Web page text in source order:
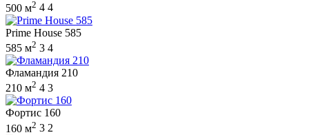
500 м2 4 4
Prime House 585
585 м2 3 4
Фламандия 210
210 м2 4 3
Фортис 160
160 м2 3 2